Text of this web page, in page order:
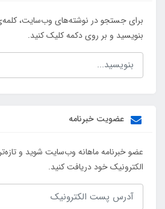
برای جستجو در نوشته‌های وب‌سایت،
بنویسید و بر روی دکمه کلیک کنید.
عضویت خبرنامه
عضو خبرنامه ماهانه وب‌سایت شوید و
الکترونیک خود دریافت کنید.